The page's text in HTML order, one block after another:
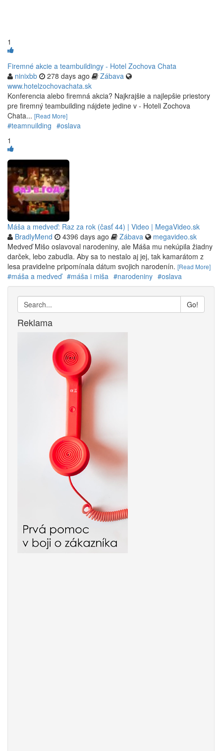
1
Firemné akcie a teambuildingy - Hotel Zochova Chata
ninixbb
278 days ago
Zábava
www.hotelzochovachata.sk
Konferencia alebo firemná akcia? Najkrajšie a najlepšie priestory
pre firemný teambuilding nájdete jedine v - Hoteli Zochova
Chata... [Read More]
#teamnuilding #oslava
1
Máša a medveď: Raz za rok (časť 44) | Video | MegaVideo.sk
BradlyMend
4396 days ago Zábava
megavideo.sk
Medveď Mišo oslavoval narodeniny, ale Máša mu nekúpila žiadny
darček, lebo zabudla. Aby sa to nestalo aj jej, tak kamarátom z
lesa pravidelne pripomínala dátum svojich narodenín. [Read More]
#máša a medveď #máša i miša #narodeniny #oslava
Go!
Reklama